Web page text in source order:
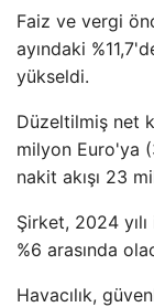
Faiz ve vergi
ayındaki
yükseldi.
Düzeltilmiş net
milyon Euro'ya
nakit akışı 23
Şirket, 2024
%6 arasında
Havacılık,